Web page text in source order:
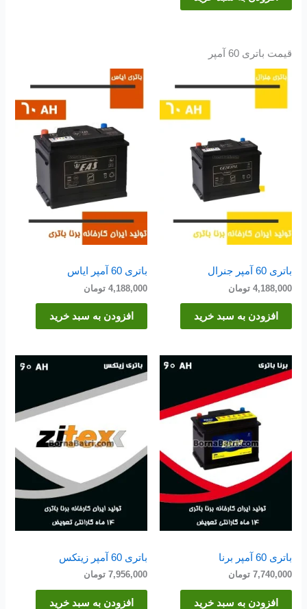
قیمت باتری 60 آمپر
باتری 60 آمپر جنرال
4,188,000 تومان
افزودن به سبد خرید
باتری 60 آمپر ایاس
4,188,000 تومان
افزودن به سبد خرید
باتری 60 آمپر برنا
7,740,000 تومان
افزودن به سبد خرید
باتری 60 آمپر زیتکس
7,956,000 تومان
افزودن به سبد خرید